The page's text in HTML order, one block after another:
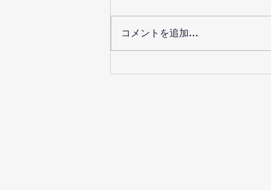
コメントを追加…